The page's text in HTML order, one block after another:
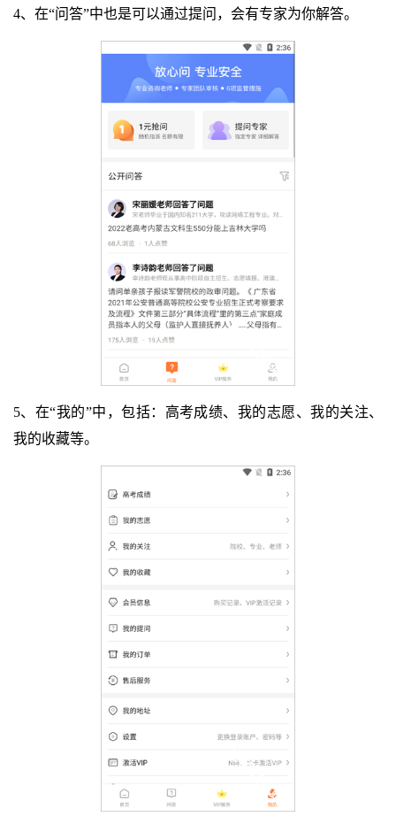
4、在“问答”中也是可以通过提问，会有专家为你解答。
5、在“我的”中，包括：高考成绩、我的志愿、我的关注、
我的收藏等。